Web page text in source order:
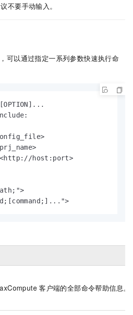
不要手动输入。
可以通过指定一系列参数快速执行命
(-
use
host:port>           set
set
客户端的全部命令帮助信息。